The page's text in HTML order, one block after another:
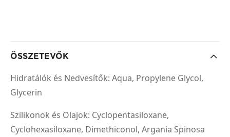
ÖSSZETEVŐK
Hidratálók és Nedvesítők: Aqua, Propylene Glycol,
Glycerin
Szilikonok és Olajok: Cyclopentasiloxane,
Cyclohexasiloxane, Dimethiconol, Argania Spinosa